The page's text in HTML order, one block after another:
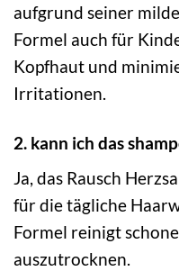
aufgrund seiner
Formel auch für
Kopfhaut und
Irritationen.
2. kann ich das
Ja, das Rausch
für die tägliche
Formel reinigt
auszutrocknen.